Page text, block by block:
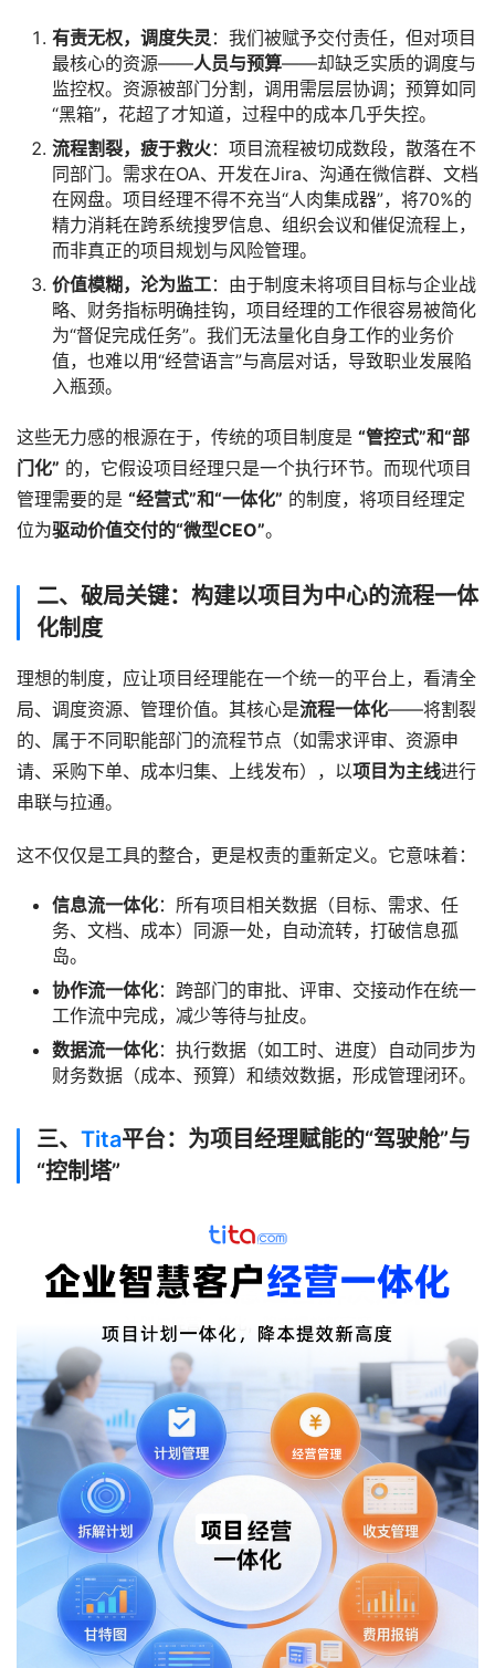
有责无权，调度失灵：我们被赋予交付责任，但对项目
最核心的资源——人员与预算——却缺乏实质的调度与
监控权。资源被部门分割，调用需层层协调；预算如同
“黑箱”，花超了才知道，过程中的成本几乎失控。
流程割裂，疲于救火：项目流程被切成数段，散落在不
同部门。需求在OA、开发在Jira、沟通在微信群、文档
在网盘。项目经理不得不充当“人肉集成器”，将70%的
精力消耗在跨系统搜罗信息、组织会议和催促流程上，
而非真正的项目规划与风险管理。
价值模糊，沦为监工：由于制度未将项目目标与企业战
略、财务指标明确挂钩，项目经理的工作很容易被简化
为“督促完成任务”。我们无法量化自身工作的业务价
值，也难以用“经营语言”与高层对话，导致职业发展陷
入瓶颈。
这些无力感的根源在于，传统的项目制度是 “管控式”和“部
门化” 的，它假设项目经理只是一个执行环节。而现代项目
管理需要的是 “经营式”和“一体化” 的制度，将项目经理定
位为驱动价值交付的“微型CEO”。
二、破局关键：构建以项目为中心的流程一体
化制度
理想的制度，应让项目经理能在一个统一的平台上，看清全
局、调度资源、管理价值。其核心是流程一体化——将割裂
的、属于不同职能部门的流程节点（如需求评审、资源申
请、采购下单、成本归集、上线发布），以项目为主线进行
串联与拉通。
这不仅仅是工具的整合，更是权责的重新定义。它意味着：
信息流一体化：所有项目相关数据（目标、需求、任
务、文档、成本）同源一处，自动流转，打破信息孤
岛。
协作流一体化：跨部门的审批、评审、交接动作在统一
工作流中完成，减少等待与扯皮。
数据流一体化：执行数据（如工时、进度）自动同步为
财务数据（成本、预算）和绩效数据，形成管理闭环。
三、 Tita平台：为项目经理赋能的“驾驶舱”与
“控制塔”